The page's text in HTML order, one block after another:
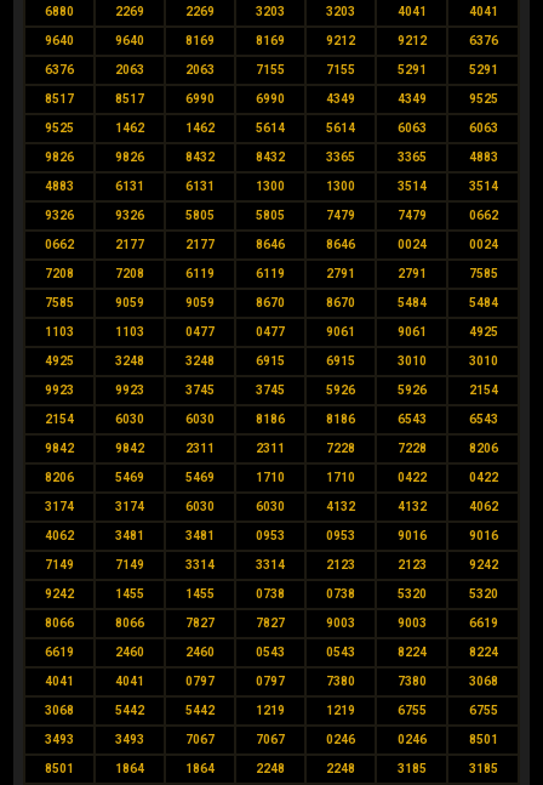
6880 2269 2269 3203 3203 4041 4041
9640 9640 8169 8169 9212 9212 6376
6376 2063 2063 7155 7155 5291 5291
8517 8517 6990 6990 4349 4349 9525
9525 1462 1462 5614 5614 6063 6063
9826 9826 8432 8432 3365 3365 4883
4883 6131 6131 1300 1300 3514 3514
9326 9326 5805 5805 7479 7479 0662
0662 2177 2177 8646 8646 0024 0024
7208 7208 6119 6119 2791 2791 7585
7585 9059 9059 8670 8670 5484 5484
1103 1103 0477 0477 9061 9061 4925
4925 3248 3248 6915 6915 3010 3010
9923 9923 3745 3745 5926 5926 2154
2154 6030 6030 8186 8186 6543 6543
9842 9842 2311 2311 7228 7228 8206
8206 5469 5469 1710 1710 0422 0422
3174 3174 6030 6030 4132 4132 4062
4062 3481 3481 0953 0953 9016 9016
7149 7149 3314 3314 2123 2123 9242
9242 1455 1455 0738 0738 5320 5320
8066 8066 7827 7827 9003 9003 6619
6619 2460 2460 0543 0543 8224 8224
4041 4041 0797 0797 7380 7380 3068
3068 5442 5442 1219 1219 6755 6755
3493 3493 7067 7067 0246 0246 8501
8501 1864 1864 2248 2248 3185 3185